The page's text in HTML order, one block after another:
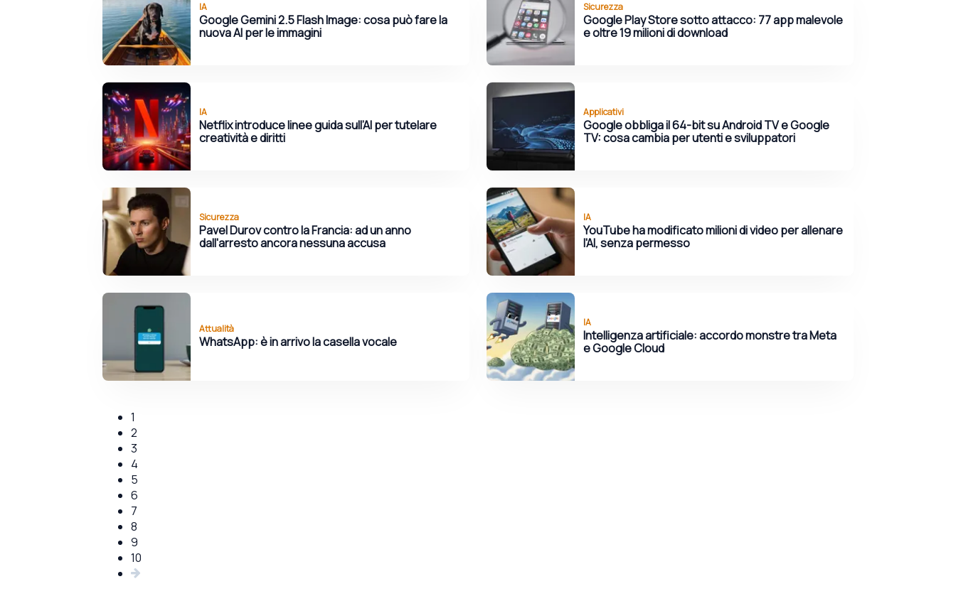
IA
Google Gemini 2.5 Flash Image: cosa può fare la
nuova AI per le immagini
Sicurezza
Google Play Store sotto attacco: 77 app malevole
e oltre 19 milioni di download
IA
Netflix introduce linee guida sull’AI per tutelare
creatività e diritti
Applicativi
Google obbliga il 64-bit su Android TV e Google
TV: cosa cambia per utenti e sviluppatori
Sicurezza
Pavel Durov contro la Francia: ad un anno
dall'arresto ancora nessuna accusa
IA
YouTube ha modificato milioni di video per allenare
l'AI, senza permesso
Attualità
WhatsApp: è in arrivo la casella vocale
IA
Intelligenza artificiale: accordo monstre tra Meta
e Google Cloud
1
2
3
4
5
6
7
8
9
10